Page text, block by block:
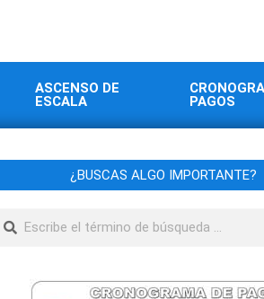
ASCENSO DE
ESCALA
PAGOS
¿BUSCAS ALGO IMPORTANTE?
Buscar